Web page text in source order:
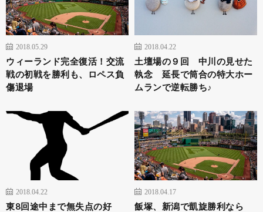
2018.05.29
ウィーランド完全復活！交流
戦の初戦を勝利も、ロペス負
傷退場
2018.04.22
土壇場の９回 中川の見せた
執念 延長で筒合の特大ホー
ムランで逆転勝ち♪
2018.04.22
東8回途中まで無失点の好
2018.04.17
飯塚、新潟で凱旋勝利なら